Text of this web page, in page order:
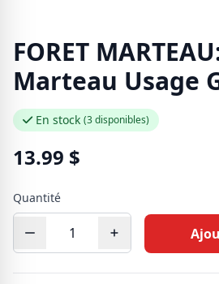
FORET
Marteau Usage
En stock (3 disponibles)
13.99 $
Quantité